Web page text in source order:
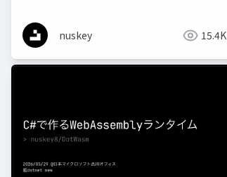
nuskey 15.4K